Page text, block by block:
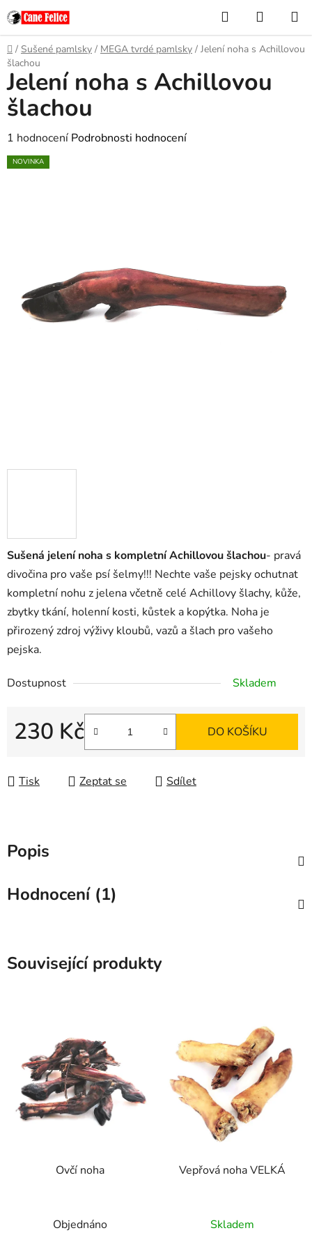
Přejít
na
obsah
Hledat
KOŠÍK
Domů
/ Sušené pamlsky / MEGA tvrdé pamlsky / Jelení noha s Achillovou
šlachou
Sušená jelení noha s kompletní Achillovou šlachou- pravá
divočina pro vaše psí šelmy!!! Nechte vaše pejsky ochutnat
kompletní nohu z jelena včetně celé Achillovy šlachy, kůže,
zbytky tkání, holenní kosti, kůstek a kopýtka. Noha je
přirozený zdroj výživy kloubů, vazů a šlach pro vašeho
pejska.
Dostupnost Skladem
230 Kč DO KOŠÍKU
Tisk Zeptat se Sdílet
Jelení noha s Achillovou
šlachou
Průměrné
hodnocení
1 hodnocení Podrobnosti hodnocení
NOVINKA
Popis
Hodnocení (1)
Související produkty
Ovčí noha
hodnocení
Objednáno
Vepřová noha VELKÁ
hodnocení
Skladem